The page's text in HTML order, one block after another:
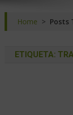
Home > Posts
ETIQUETA: